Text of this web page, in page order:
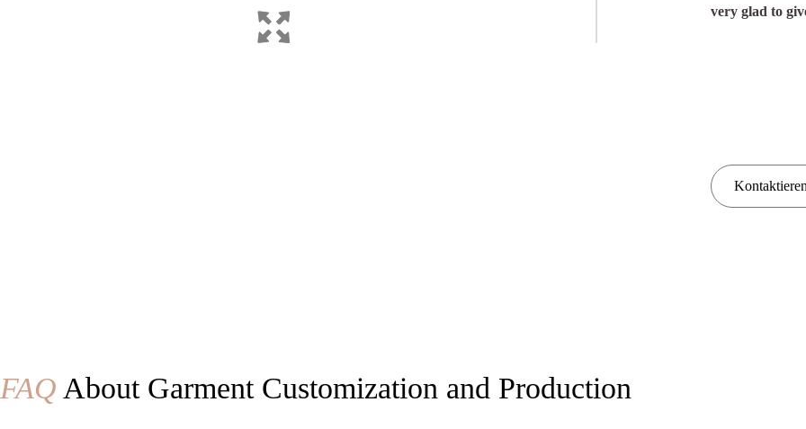
very glad to
FAQ About Garment Customization and Production